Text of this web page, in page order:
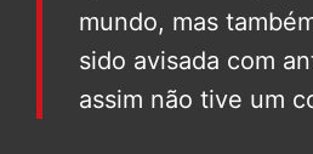
mundo, mas
sido avisada com
assim não tive um